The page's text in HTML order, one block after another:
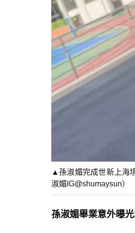
▲孫淑媚完成世新上海
淑媚IG@shumaysun）
孫淑媚畢業意外曝